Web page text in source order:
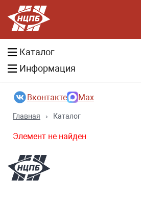
Каталог
Информация
Вконтакте Max
Главная › Каталог
Элемент не найден